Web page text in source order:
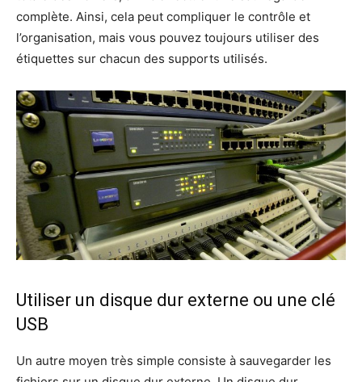
complète. Ainsi, cela peut compliquer le contrôle et
l’organisation, mais vous pouvez toujours utiliser des
étiquettes sur chacun des supports utilisés.
Utiliser un disque dur externe ou une clé
USB
Un autre moyen très simple consiste à sauvegarder les